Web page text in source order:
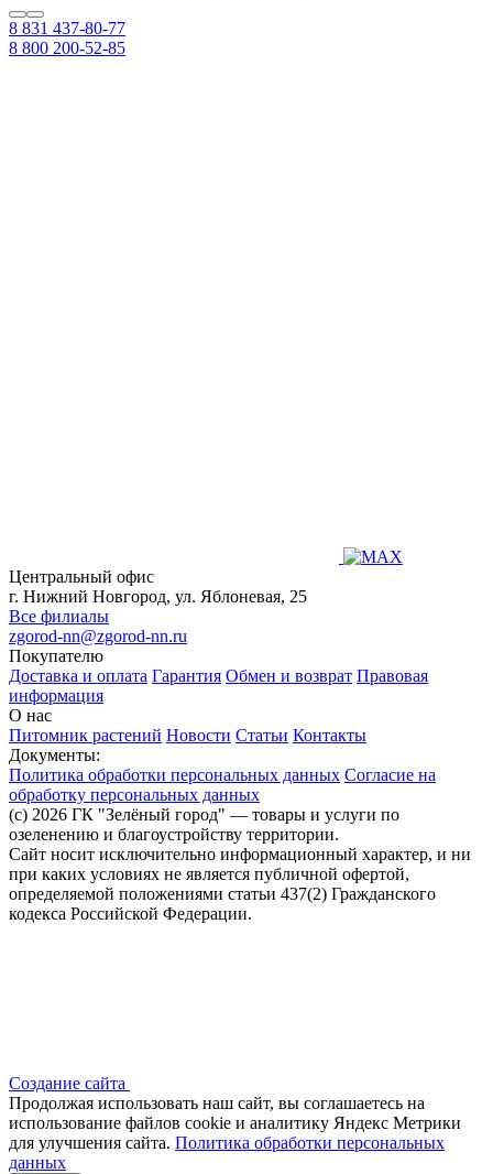
8 831 437-80-77
8 800 200-52-85
Центральный офис
г. Нижний Новгород, ул. Яблоневая, 25
Все филиалы
zgorod-nn@zgorod-nn.ru
Покупателю
Доставка и оплата Гарантия Обмен и возврат Правовая
информация
О нас
Питомник растений Новости Статьи Контакты
Документы:
Политика обработки персональных данных Согласие на
обработку персональных данных
(c) 2026 ГК "Зелёный город" — товары и услуги по
озеленению и благоустройству территории.
Сайт носит исключительно информационный характер, и ни
при каких условиях не является публичной офертой,
определяемой положениями статьи 437(2) Гражданского
кодекса Российской Федерации.
Создание сайта
Продолжая использовать наш сайт, вы соглашаетесь на
использование файлов сооkіе и аналитику Яндекс Метрики
для улучшения сайта. Политика обработки персональных
данных